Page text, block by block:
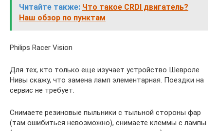
Читайте также: Что такое CRDI двигатель?
Наш обзор по пунктам
Philips Racer Vision
Для тех, кто только еще изучает устройство Шевроле
Нивы скажу, что замена ламп элементарная. Поездки на
сервис не требует.
Снимаете резиновые пыльники с тыльной стороны фар
(там ошибиться невозможно), снимаете клеммы с лампы